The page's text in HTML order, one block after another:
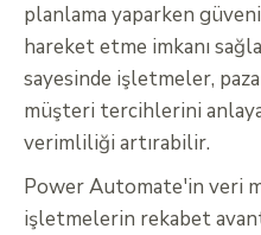
planlama yaparken
hareket etme imkanı
sayesinde işletmeler,
müşteri tercihlerini
verimliliği artırabilir.
Power Automate'in veri
işletmelerin rekabet